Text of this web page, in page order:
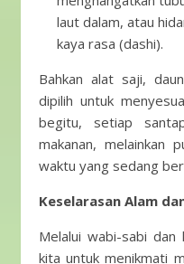
laut dalam, atau
kaya rasa (dashi).
Bahkan alat saji,
dipilih untuk
begitu, setiap
makanan, melainkan
waktu yang sedang
Keselarasan Alam
Melalui wabi-sabi dan
kita untuk menikmati